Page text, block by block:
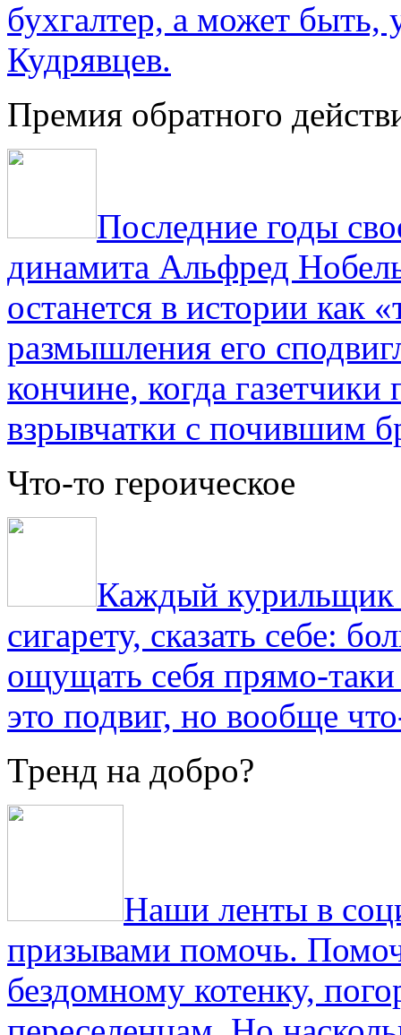
бухгалтер, а может быть,
Кудрявцев.
Премия обратного
Последние годы
динамита Альфред
останется в истории как
размышления его
кончине, когда газетчики
взрывчатки с почившим
Что-то героическое
Каждый курильщик
сигарету, сказать себе:
ощущать себя прямо-
это подвиг, но вообще
Тренд на добро?
Наши ленты в
призывами помочь.
бездомному котенку,